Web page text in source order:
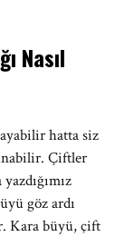
Nasıl
hatta siz
Çiftler
göz ardı
Kara büyü, çift